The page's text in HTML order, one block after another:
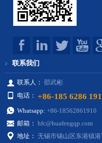
联系我们
联系人： 邵武彬
电话： +86-185 6286
Whatsapp: +86-18562861910
邮箱： hfc@huafengqp.com
地址： 无锡市锡山区东港镇